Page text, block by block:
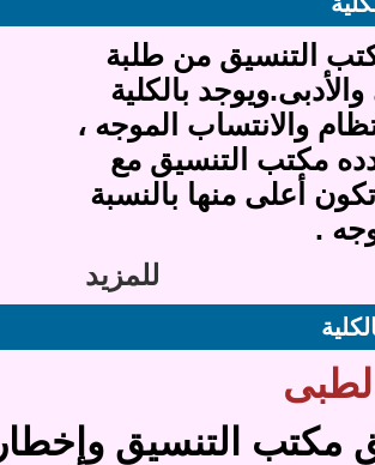
التنسيق من طلبة
بالكلية
والانتساب الموجه ،
مكتب التنسيق مع
أعلى منها بالنسبة
.
للمزيد
مكتب التنسيق وإخطار